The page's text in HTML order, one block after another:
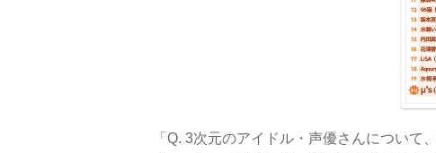
「Q. 3次元のアイドル・声優さんについ